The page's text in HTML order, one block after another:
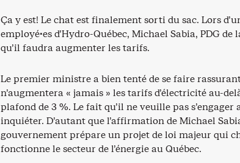
Ça y est! Le chat est finalement sorti du sac. Lors
employé·es d’Hydro-Québec, Michael Sabia, PDG
qu’il faudra augmenter les tarifs.
Le premier ministre a bien tenté de se faire
n’augmentera « jamais » les tarifs d’électricité au-
plafond de 3 %. Le fait qu’il ne veuille pas s’engager
inquiéter. D’autant que l’affirmation de Michael
gouvernement prépare un projet de loi majeur qui
fonctionne le secteur de l’énergie au Québec.